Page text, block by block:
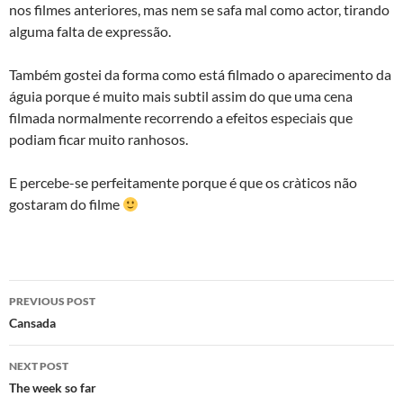
nos filmes anteriores, mas nem se safa mal como actor, tirando
alguma falta de expressão.
Também gostei da forma como está filmado o aparecimento da
águia porque é muito mais subtil assim do que uma cena
filmada normalmente recorrendo a efeitos especiais que
podiam ficar muito ranhosos.
E percebe-se perfeitamente porque é que os crà­ticos não
gostaram do filme
Post
navigation
PREVIOUS POST
Cansada
NEXT POST
The week so far